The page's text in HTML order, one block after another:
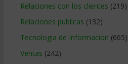
Relaciones con los clientes (219)
Relaciones publicas (132)
Tecnologia de Informacion (665)
Ventas (242)